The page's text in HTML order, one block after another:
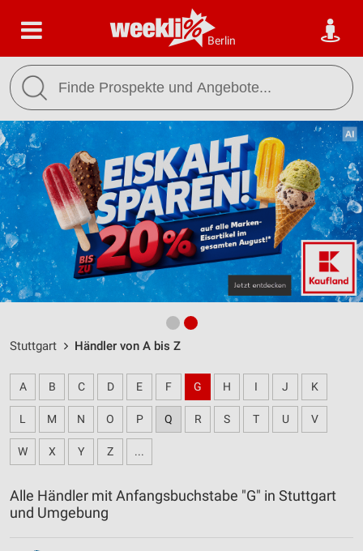
Berlin
Stuttgart Händler von A bis Z
A B C D E F G H I J K
L M N O P Q R S T U V
W X Y Z ...
Alle Händler mit Anfangsbuchstabe "G" in Stuttgart
und Umgebung